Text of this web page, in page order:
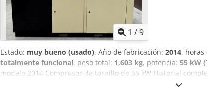
1 /9
Estado: muy bueno (usado), Año de fabricación: 2014,
totalmente funcional, peso total: 1,603 kg, potencia: 55 kW
modelo 2014 Compresor de tornillo de 55 kW Historial
Hock Aproximadamente 26 000 horas de uso En muy buen